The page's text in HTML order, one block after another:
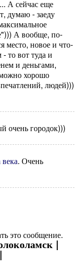
А сейчас еще
думаю - заеду
А вообще, по-
место, новое и что-
то вот туда и
и деньгами,
хорошо
людей)))
очень городок)))
. Очень
это сообщение.
|